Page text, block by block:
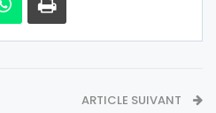
ARTICLE SUIVANT